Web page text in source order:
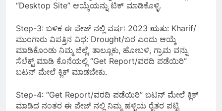
“Desktop Site” ಆಯ್ಕೆಯನ್ನು ಟಿಕ್ ಮಾಡಿಕೊಳ್ಳಿ.
Step-3: ಬಳಿಕ ಈ ಪೇಜ್ ನಲ್ಲಿ ವರ್ಷ: 2023 ಋತು: Kharif/
ಮುಂಗಾರು ವಿಪತ್ತಿನ ವಿಧ: Drought/ಬರ ಎಂದು ಆಯ್ಕೆ
ಮಾಡಿಕೊಂಡು ನಿಮ್ಮ ಜಿಲ್ಲೆ, ತಾಲ್ಲೂಕು, ಹೋಬಳಿ, ಗ್ರಾಮ ವನ್ನು
ಸೆಲೆಕ್ಟ್ ಮಾಡಿ ಕೊನೆಯಲ್ಲಿ “Get Report/ವರದಿ ಪಡೆಯಿರಿ”
ಬಟನ್ ಮೇಲೆ ಕ್ಲಿಕ್ ಮಾಡಬೇಕು.
Step-4: “Get Report/ವರದಿ ಪಡೆಯಿರಿ” ಬಟನ್ ಮೇಲೆ ಕ್ಲಿಕ್
ಮಾಡಿದ ನಂತರ ಈ ಪೇಜ್ ನಲ್ಲಿ ನಿಮ್ಮ ಹಳ್ಳಿಯ ರೈತರ ಪಟ್ಟಿ